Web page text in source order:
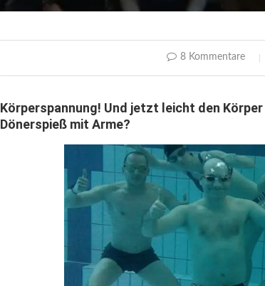
8 Kommentare
Körperspannung! Und jetzt leicht den
Dönerspieß mit Arme?